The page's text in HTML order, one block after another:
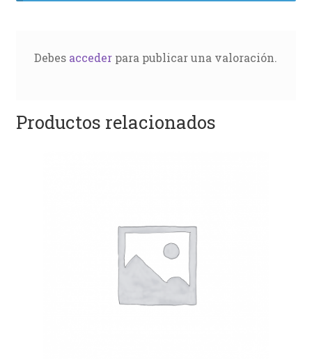
Debes accederpara publicar una valoración.
Productos relacionados